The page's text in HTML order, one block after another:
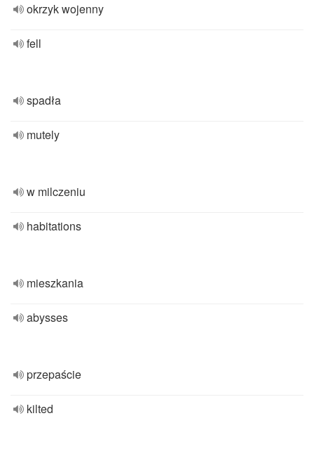
okrzyk wojenny
fell
spadła
mutely
w milczeniu
habitations
mieszkania
abysses
przepaście
kilted